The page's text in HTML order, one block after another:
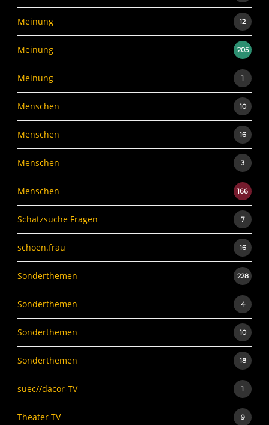
Meinung 12
Meinung 205
Meinung 1
Menschen 10
Menschen 16
Menschen 3
Menschen 166
Schatzsuche Fragen 7
schoen.frau 16
Sonderthemen 228
Sonderthemen 4
Sonderthemen 10
Sonderthemen 18
suec//dacor-TV 1
Theater TV 9